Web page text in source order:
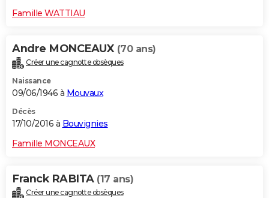
Famille WATTIAU
Andre MONCEAUX (70 ans)
Créer une cagnotte obsèques
Naissance
09/06/1946 à Mouvaux
Décès
17/10/2016 à Bouvignies
Famille MONCEAUX
Franck RABITA (17 ans)
Créer une cagnotte obsèques